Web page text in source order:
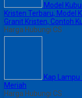
Model
Kristen Terbaru, Model
Granit Kristen, Contoh
Harga Hubungi CS
Kap
Meriah
Harga Hubungi CS